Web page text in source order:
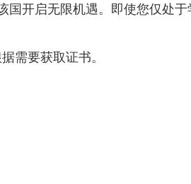
国开启无限机遇。即使您仅处
需要获取证书。